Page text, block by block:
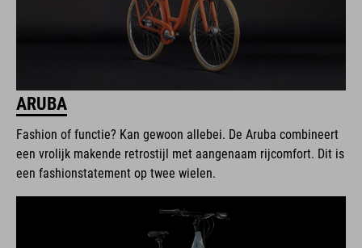
ARUBA
Fashion of functie? Kan gewoon allebei. De Aruba combineert
een vrolijk makende retrostijl met aangenaam rijcomfort. Dit is
een fashionstatement op twee wielen.